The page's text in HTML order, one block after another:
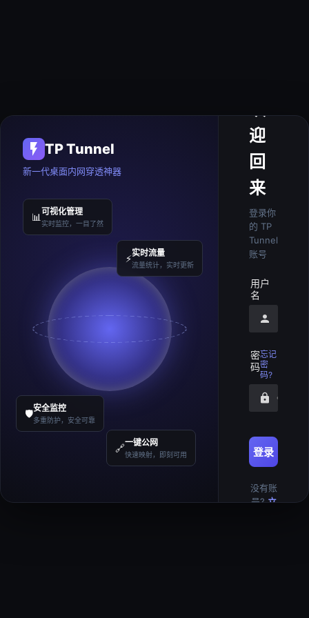
TP Tunnel
新一代桌面内网穿透神器
📊 可视化管理
实时监控，一目了然
⚡实时流量
流量统计，实时更新
🛡️安全监控
多重防护，安全可靠
🔗一键公网
快速映射，即刻可用
迎
回
来
登录你
的 TP
Tunnel
账号
用户
名
密
码
忘记
密
码?
请输入
登录
没有账
号?立